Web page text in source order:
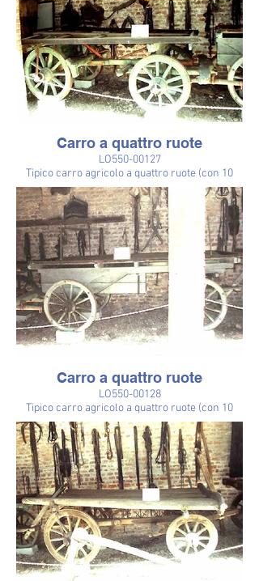
Carro a quattro ruote
LO550-00127
Tipico carro agricolo a quattro ruote (con 10
raggi), chiamato nel Lodigiano "car", usato per il
trasporto di prodotti agricoli ed anche di terra,
letame, masserizie del San Martin (portata
media q 20-25). Prevalentemente a trazione
equina, da un solo cavallo (con l'uso delle
stanghe) o da una coppia, con l'uso di un timone
o di un bilancino. Il pianale è costituito da assi
longitudinali e trasversali. munito di freno a
ceppo azionabile mediante la martinicca, posta
sul retro del carro.
Carro a quattro ruote
LO550-00128
Tipico carro agricolo a quattro ruote (con 10
raggi), chiamato nel Lodigiano "car", usato per il
trasporto di pelli di animali macellati, dal luogo
del macello alla conceria. E' caratterizzato dal
pianale convergente verso il centro e munito,
all'estremità posteriore, di un'apertura
chiudibile con uno sportellino, comunicante
con un cassone sottostante. Il liquido che
colava dalle pelli scivolava lungo i due piani
inclinati del pianale e sgocciolava, attraverso
l'apertura, nel cassone sottostante. Così non si
sporcava la strada e il liquido era usato come
prezioso concime, per la sua alta % di azoto